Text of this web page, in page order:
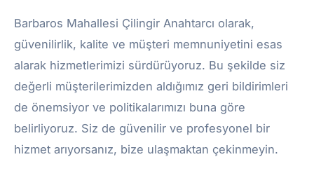
Barbaros Mahallesi Çilingir Anahtarcı olarak,
güvenilirlik, kalite ve müşteri memnuniyetini esas
alarak hizmetlerimizi sürdürüyoruz. Bu şekilde siz
değerli müşterilerimizden aldığımız geri bildirimleri
de önemsiyor ve politikalarımızı buna göre
belirliyoruz. Siz de güvenilir ve profesyonel bir
hizmet arıyorsanız, bize ulaşmaktan çekinmeyin.